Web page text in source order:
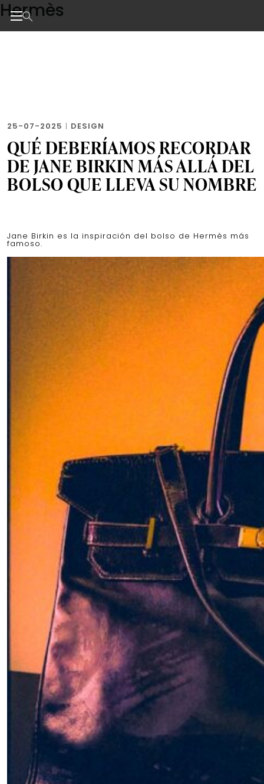
Skip
to
the
Hermès
25-07-2025 | DESIGN
QUÉ DEBERÍAMOS RECORDAR
DE JANE BIRKIN MÁS ALLÁ DEL
BOLSO QUE LLEVA SU NOMBRE
Jane Birkin es la inspiración del bolso de Hermès más
famoso.